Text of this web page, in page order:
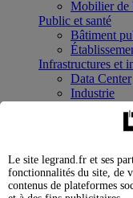
Mobilier de
Public et santé
Bâtiment
Infrastructures et
Data Center
Industrie
Contrôler
Répartir et
Legrand
expertises
Le site legrand.fr et ses
fonctionnalités du site, de
contenus de plateformes